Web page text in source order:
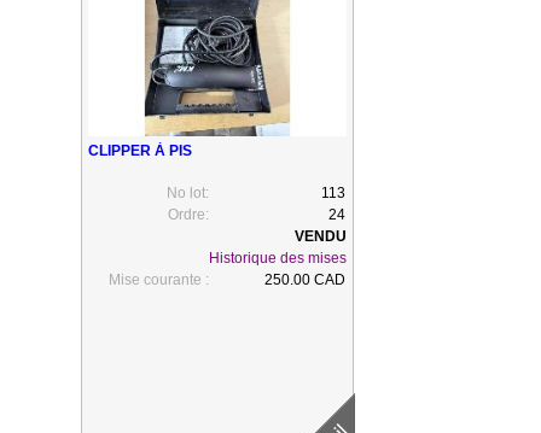
CLIPPER À PIS
No lot:
113
Ordre:
24
Historique des mises
Mise courante :
250.00 CAD